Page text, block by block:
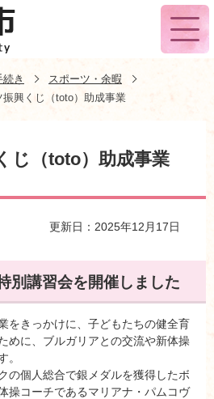
続き
スポーツ・余暇
振興くじ（toto）助成事業
じ（toto）助成事業
更新日：2025年12月17日
別講習会を開催しました
をきっかけに、子どもたちの健全育
めに、ブルガリアとの交流や新体操
。
の個人総合で銀メダルを獲得したボ
操コーチであるマリアナ・パムコヴ